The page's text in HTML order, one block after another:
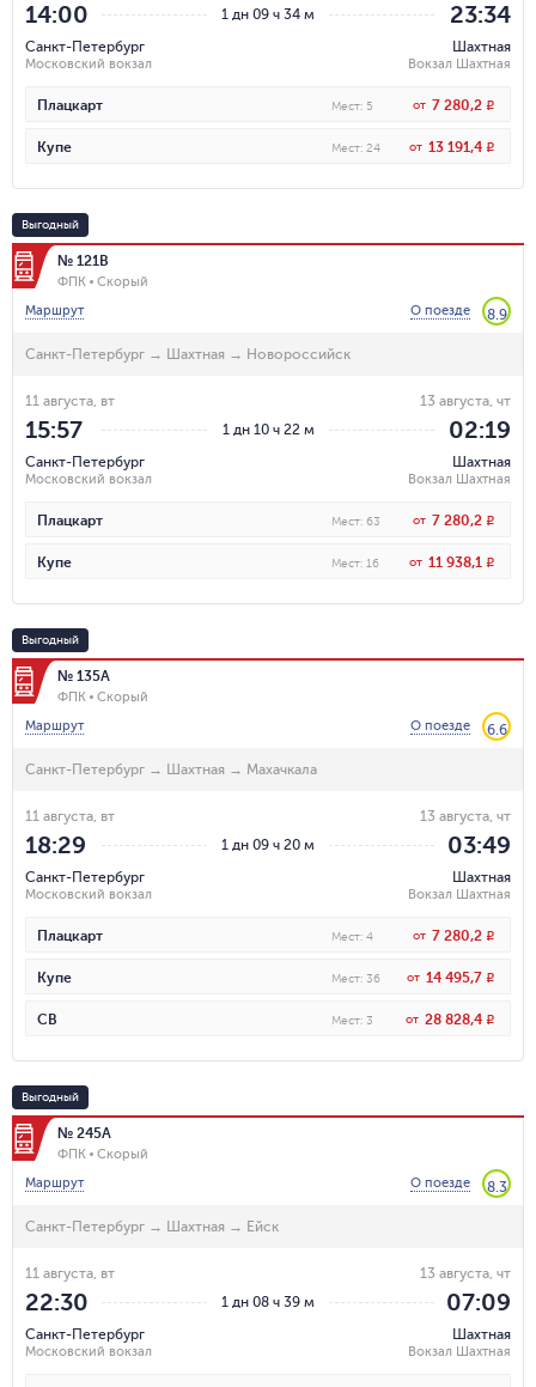
1 дн 09 ч 34 м
14:00
Санкт-Петербург
Московский вокзал
23:34
Шахтная
Вокзал Шахтная
Плацкарт Мест: 5 от 7 280,2 R
Купе Мест: 24 от 13 191,4 R
Выгодный
№ 121В
ФПК
Скорый
Маршрут
О поезде 8.9
Санкт-Петербург → Шахтная → Новороссийск
1 дн 10 ч 22 м
11 августа, вт
15:57
Санкт-Петербург
Московский вокзал
13 августа, чт
02:19
Шахтная
Вокзал Шахтная
Плацкарт Мест: 63 от 7 280,2 R
Купе Мест: 16 от 11 938,1 R
Выгодный
№ 135А
ФПК
Скорый
Маршрут
О поезде 6.6
Санкт-Петербург → Шахтная → Махачкала
1 дн 09 ч 20 м
11 августа, вт
18:29
Санкт-Петербург
Московский вокзал
13 августа, чт
03:49
Шахтная
Вокзал Шахтная
Плацкарт Мест: 4 от 7 280,2 R
Купе Мест: 36 от 14 495,7 R
СВ Мест: 3 от 28 828,4 R
Выгодный
№ 245А
ФПК
Скорый
Маршрут
О поезде 8.3
Санкт-Петербург → Шахтная → Ейск
1 дн 08 ч 39 м
11 августа, вт
22:30
Санкт-Петербург
Московский вокзал
13 августа, чт
07:09
Шахтная
Вокзал Шахтная